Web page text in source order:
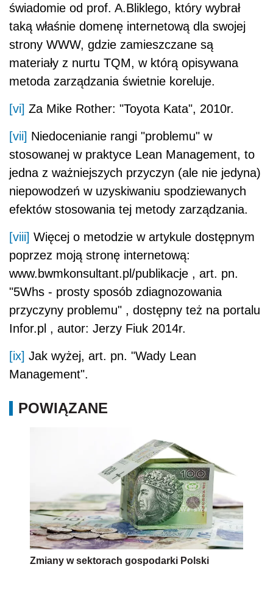
świadomie od prof. A.Bliklego, który wybrał
taką właśnie domenę internetową dla swojej
strony WWW, gdzie zamieszczane są
materiały z nurtu TQM, w którą opisywana
metoda zarządzania świetnie koreluje.
[vi] Za Mike Rother: "Toyota Kata", 2010r.
[vii] Niedocenianie rangi "problemu" w
stosowanej w praktyce Lean Management, to
jedna z ważniejszych przyczyn (ale nie jedyna)
niepowodzeń w uzyskiwaniu spodziewanych
efektów stosowania tej metody zarządzania.
[viii] Więcej o metodzie w artykule dostępnym
poprzez moją stronę internetową:
www.bwmkonsultant.pl/publikacje , art. pn.
"5Whs - prosty sposób zdiagnozowania
przyczyny problemu" , dostępny też na portalu
Infor.pl , autor: Jerzy Fiuk 2014r.
[ix] Jak wyżej, art. pn. "Wady Lean
Management".
POWIĄZANE
Zmiany w sektorach gospodarki Polski